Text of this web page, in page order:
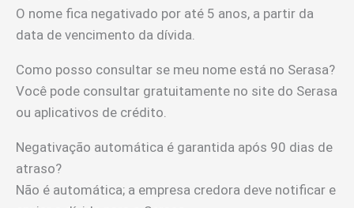
O nome fica negativado por até 5 anos, a partir da
data de vencimento da dívida.
Como posso consultar se meu nome está no Serasa?
Você pode consultar gratuitamente no site do Serasa
ou aplicativos de crédito.
Negativação automática é garantida após 90 dias de
atraso?
Não é automática; a empresa credora deve notificar e